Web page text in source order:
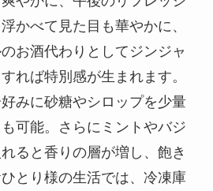
かべて見た目も華やかに、
お酒代わりとしてジンジャ
れば特別感が生まれます。
みに砂糖やシロップを少量
可能。さらにミントやバジ
ると香りの層が増し、飽き
とり様の生活では、冷凍庫